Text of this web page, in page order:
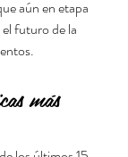
aún en etapa
futuro de la
más